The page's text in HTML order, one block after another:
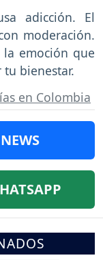
adicción. El
moderación.
emoción que
bienestar.
en Colombia